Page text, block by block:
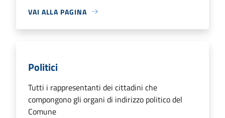
VAI ALLA PAGINA
Politici
Tutti i rappresentanti dei cittadini che
compongono gli organi di indirizzo politico del
Comune